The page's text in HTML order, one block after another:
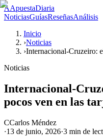
AApuestaDiaria
NoticiasGuíasReseñasAnálisis
Inicio
›Noticias
›Internacional-Cruzeiro:
Noticias
Internacional-
pocos ven en las
CCarlos Méndez
·13 de junio, 2026·3 min de